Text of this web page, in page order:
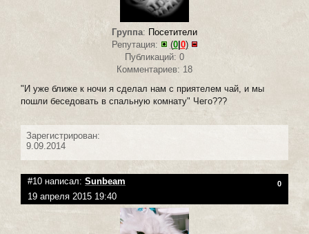
Группа: Посетители
Репутация:
(0|0)
Публикаций: 0
Комментариев: 18
"И уже ближе к ночи я сделал нам с приятелем чай, и мы
пошли беседовать в спальную комнату" Чего???
Зарегистрирован:
9.09.2014
#10 написал: Sunbeam 0
19 апреля 2015 19:40